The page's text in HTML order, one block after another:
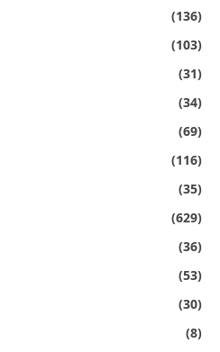
(136)
(103)
(31)
(34)
(69)
(116)
(35)
(629)
(36)
(53)
(30)
(8)